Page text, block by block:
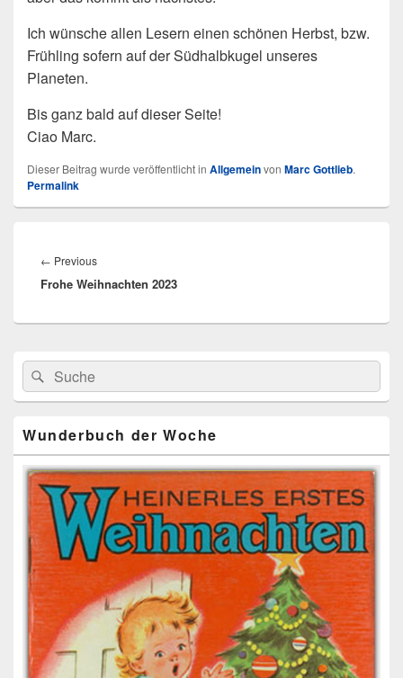
Ich wünsche allen Lesern einen schönen Herbst, bzw.
Frühling sofern auf der Südhalbkugel unseres
Planeten.
Bis ganz bald auf dieser Seite!
Ciao Marc.
Dieser Beitrag wurde veröffentlicht in Allgemeinvon Marc Gottlieb.
Permalink
← PreviousPrevious
post:
Frohe Weihnachten 2023
Primärer
Seitenleisten
Widget-
Bereich
Search
for:
Suche
Wunderbuch der Woche